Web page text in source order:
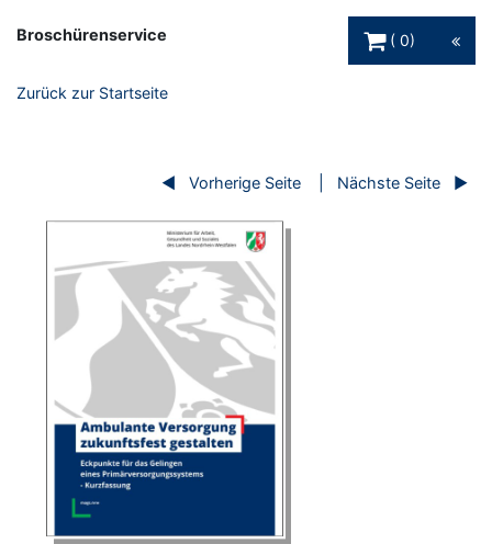
Broschürenservice
0
Zurück zur Startseite
Vorherige Seite Nächste Seite